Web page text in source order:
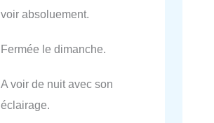
voir absoluement.
Fermée le dimanche.
A voir de nuit avec son
éclairage.